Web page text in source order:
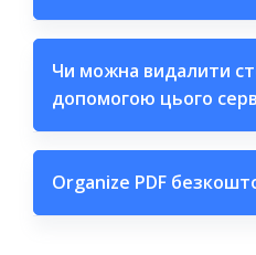
Чи можна видалити
допомогою цього
Organize PDF